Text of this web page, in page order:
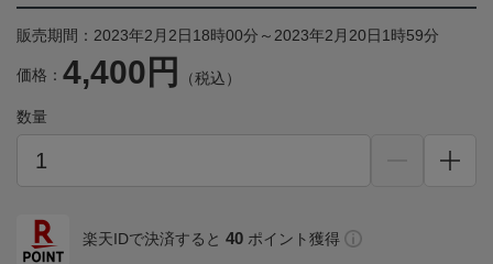
販売期間：2023年2月2日18時00分～2023年2月20日1時59分
価格： 4,400円 （税込）
数量
楽天IDで決済すると 40 ポイント獲得